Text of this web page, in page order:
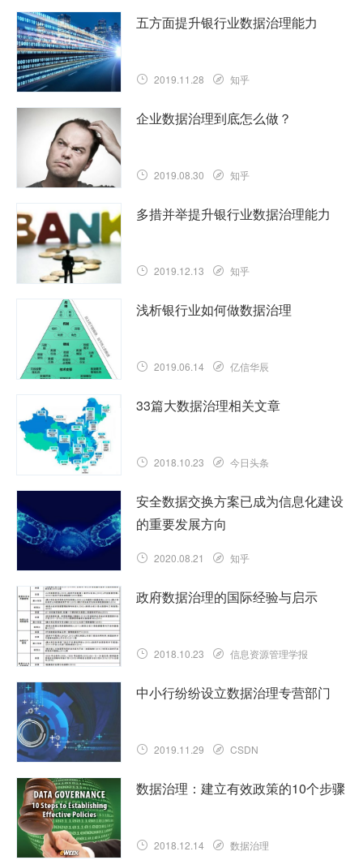
五方面提升银行业数据治理能力
2019.11.28 知乎
企业数据治理到底怎么做？
2019.08.30 知乎
多措并举提升银行业数据治理能力
2019.12.13 知乎
浅析银行业如何做数据治理
2019.06.14 亿信华辰
33篇大数据治理相关文章
2018.10.23 今日头条
安全数据交换方案已成为信息化建设
的重要发展方向
2020.08.21 知乎
政府数据治理的国际经验与启示
2018.10.23 信息资源管理学报
中小行纷纷设立数据治理专营部门
2019.11.29 CSDN
数据治理：建立有效政策的10个步骤
2018.12.14 数据治理